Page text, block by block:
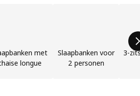
met
longue
Slaapbanken voor
2 personen
3-